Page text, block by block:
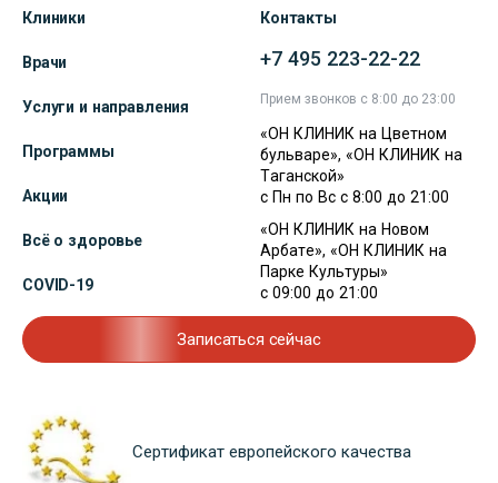
Клиники
Врачи
Услуги и направления
Программы
Акции
Всё о здоровье
COVID-19
Контакты
+7 495 223-22-22
Прием звонков с 8:00 до 23:00
«ОН КЛИНИК на Цветном
бульваре», «ОН КЛИНИК на
Таганской»
с Пн по Вс с 8:00 до 21:00
«ОН КЛИНИК на Новом
Арбате», «ОН КЛИНИК на
Парке Культуры»
с 09:00 до 21:00
Записаться сейчас
Сертификат европейского качества